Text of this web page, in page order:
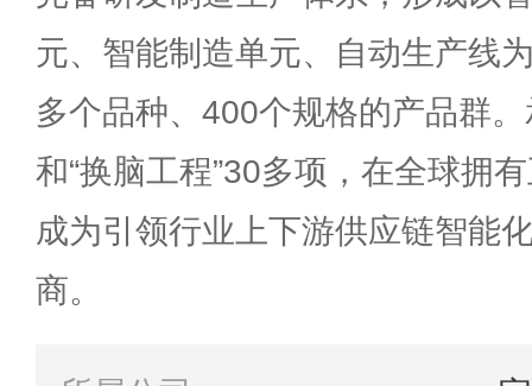
元、智能制造单元、自动生产线
多个品种、400个规格的产品群
和“换脑工程”30多项，在全球拥
成为引领行业上下游供应链智能
商。